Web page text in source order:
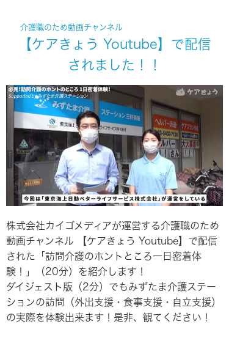
介護職のため動画チャンネル
【ケアきょう Youtube】で配信
されました！！
株式会社カイゴメディアが運営する介護職のため
動画チャンネル 【ケアきょう Youtube】で配信
された「訪問介護のホントところ一日密着体
験！」（20分）を紹介します！
ダイジェスト版（2分）でもみずたま介護ステー
ションの訪問（外出支援・食事支援・自立支援）
の実際を体験出来ます！是非、観てください！